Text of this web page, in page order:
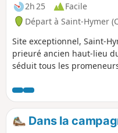
2h 25
Facile
Départ à Saint-Hymer
Site exceptionnel, Saint-
prieuré ancien haut-lieu
séduit tous les
verdoyant et boisé, se
place où se tiennent
cimetière, dans lequel
Denis, l'auberge et le
Dans la